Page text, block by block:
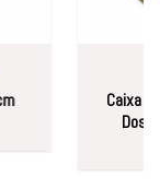
Caixa
Dose